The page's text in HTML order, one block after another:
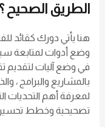
الطريق الصحيح ؟
هنا يأتي دورك كقائد
وضع أدوات لمتابعة
في وضع آليات لتقديم
بالمشاريع والبرامج ،
لمعرفة أهم التحديات
تصحيحية وخطط تحسين